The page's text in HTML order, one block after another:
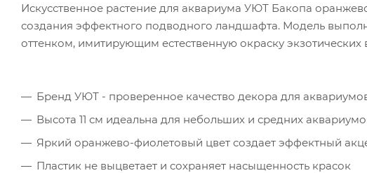
Искусственное растение для аквариума УЮТ Бакопа
создания эффектного подводного ландшафта. Модель
оттенком, имитирующим естественную окраску экзотических
Бренд УЮТ - проверенное качество декора для
Высота 11 см идеальна для небольших и средних
Яркий оранжево-фиолетовый цвет создает эффектный
Пластик не выцветает и сохраняет насыщенность красок